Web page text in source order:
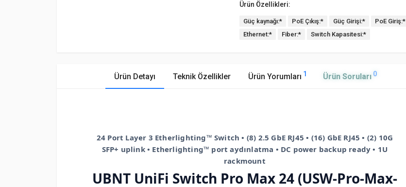
Ürün Özellikleri:
Güç kaynağı:* PoE Çıkış:* Güç Girişi:*
PoE Giriş:*
Ethernet:*
Fiber:* Switch Kapasitesi:*
Ürün Detayı Teknik Özellikler Ürün Yorumları 1 Ürün Soruları 0
24 Port Layer 3 Etherlighting™ Switch • (8) 2.5 GbE RJ45 • (16) GbE RJ45 • (2) 10G
SFP+ uplink • Etherlighting™ port aydınlatma • DC power backup ready • 1U
rackmount
UBNT UniFi Switch Pro Max 24 (USW-Pro-Max-